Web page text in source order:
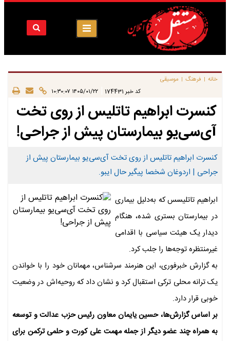
خانه | فرهنگ | موسیقی
کد خبر 174431 ۱۴۰۵/۰۱/۲۲ ۱۰:۳۰:۰۷
کنسرت ابراهیم تاتلیس از روی تخت
آی‌سی‌یو بیمارستان پیش از جراحی!
کنسرت ابراهیم تاتلیس از روی تخت آی‌سی‌یو بیمارستان پیش از
جراحی | اردوغان شخصا پیگیر حال ایبو.
ابراهیم تاتلیسس که به‌دلیل بیماری
در بیمارستان بستری شده، هنگام
دیدار یک هیئت سیاسی با اقدامی
غیرمنتظره توجه‌ها را جلب کرد.
به گزارش خبرفوری، این هنرمند سرشناس، مهمانان خود را با خواندن
یک ترانه محلی ترکی استقبال کرد و نشان داد که روحیه‌اش در وضعیت
خوبی قرار دارد.
بر اساس گزارش‌ها، حسین یایمان معاون رئیس حزب عدالت و توسعه
به همراه چند عضو دیگر از جمله مهمت علی کورت و حلمی ترکمن برای